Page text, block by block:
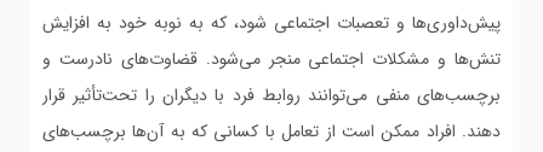
پیش‌داوری‌ها و تعصبات اجتماعی شود، که به نوبه خود به افزایش
تنش‌ها و مشکلات اجتماعی منجر می‌شود. قضاوت‌های نادرست و
برچسب‌های منفی می‌توانند روابط فرد با دیگران را تحت‌تأثیر قرار
دهند. افراد ممکن است از تعامل با کسانی که به آن‌ها برچسب‌های